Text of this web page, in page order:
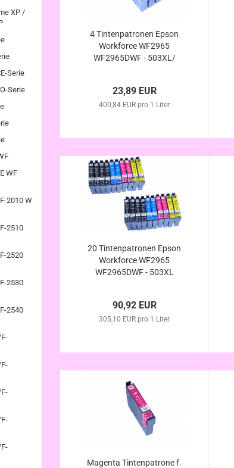
4 Tintenpatronen Epson
Workforce WF2965
WF2965DWF - 503XL/
23,89 EUR
400,84 EUR pro 1 Liter
20 Tintenpatronen Epson
Workforce WF2965
WF2965DWF - 503XL
90,92 EUR
305,10 EUR pro 1 Liter
Magenta Tintenpatrone f.
XP /
Serie
Serie
WF
2010 W
2510
2520
2530
2540